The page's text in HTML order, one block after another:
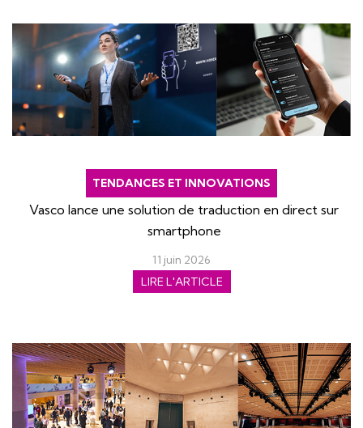
TENDANCES ET INNOVATIONS
Vasco lance une solution de traduction en direct sur
smartphone
11 juin 2026
LIRE L'ARTICLE